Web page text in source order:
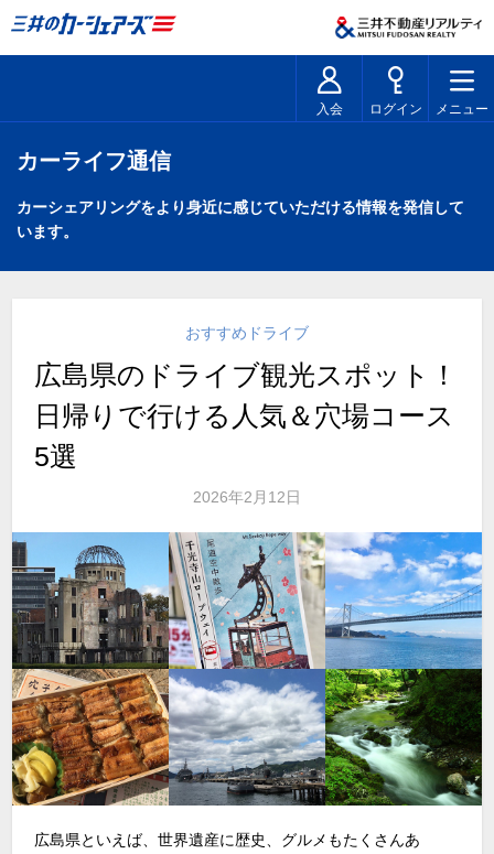
入会 ログイン メニュー
カーライフ通信
カーシェアリングをより身近に感じていただける情報を発信して
います。
おすすめドライブ
広島県のドライブ観光スポット！
日帰りで行ける人気＆穴場コース
5選
2026年2月12日
広島県といえば、世界遺産に歴史、グルメもたくさんあ